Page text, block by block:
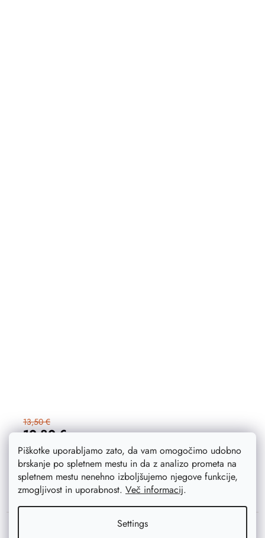
Piškotke uporabljamo zato, da vam omogočimo udobno
brskanje po spletnem mestu in da z analizo prometa na
spletnem mestu nenehno izboljšujemo njegove funkcije,
zmogljivost in uporabnost. Več informacij.
Settings
10,80 €
13,50 €
ADD TO CART